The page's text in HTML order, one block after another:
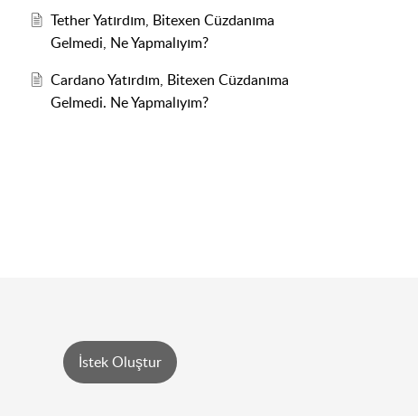
Tether Yatırdım, Bitexen Cüzdanıma
Gelmedi, Ne Yapmalıyım?
Cardano Yatırdım, Bitexen Cüzdanıma
Gelmedi. Ne Yapmalıyım?
İstek Oluştur